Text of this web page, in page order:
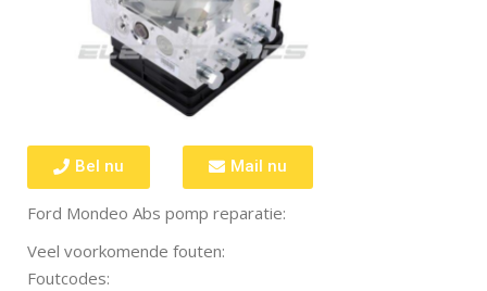
Bel nu Mail nu
Ford Mondeo Abs pomp reparatie:
Veel voorkomende fouten:
Foutcodes: